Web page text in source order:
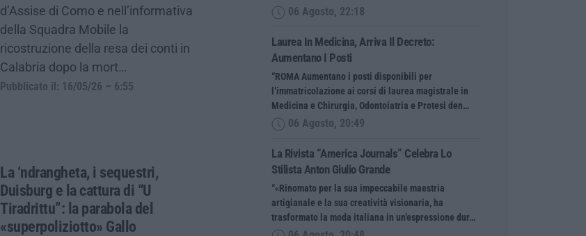
d’Assise di Como e nell’informativa
della Squadra Mobile la
ricostruzione della resa dei conti in
Calabria dopo la mort…
Pubblicato il: 16/05/26 – 6:55
La ‘ndrangheta, i sequestri,
Duisburg e la cattura di “U
Tiradrittu”: la parabola del
«superpoliziotto» Gallo
06 Agosto, 22:18
Laurea In Medicina, Arriva Il Decreto:
Aumentano I Posti
“ROMA Aumentano i posti disponibili per
l’immatricolazione ai corsi di laurea magistrale in
Medicina e Chirurgia, Odontoiatria e Protesi den…
06 Agosto, 20:49
La Rivista “America Journals” Celebra Lo
Stilista Anton Giulio Grande
“«Rinomato per la sua impeccabile maestria
artigianale e la sua creatività visionaria, ha
trasformato la moda italiana in un’espressione dur…